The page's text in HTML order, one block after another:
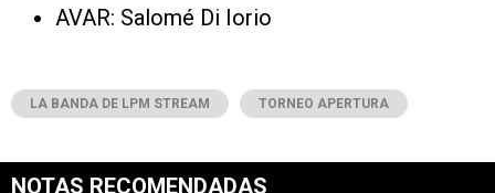
AVAR: Salomé Di Iorio
LA BANDA DE LPM STREAM TORNEO APERTURA
NOTAS RECOMENDADAS